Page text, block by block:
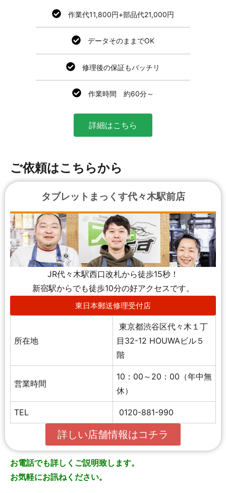
作業代11,800円+部品代21,000円
データそのままでOK
修理後の保証もバッチリ
作業時間 約60分～
詳細はこちら
ご依頼はこちらから
タブレットまっくす代々木駅前店
JR代々木駅西口改札から徒歩15秒！
新宿駅からでも徒歩10分の好アクセスです。
東日本郵送修理受付店
所在地
東京都渋谷区代々木１丁
目32-12 HOUWAビル５
階
営業時間
10：00～20：00（年中無
休）
TEL 0120-881-990
詳しい店舗情報はコチラ
お電話でも詳しくご説明致します。
お気軽にお訊ねください。